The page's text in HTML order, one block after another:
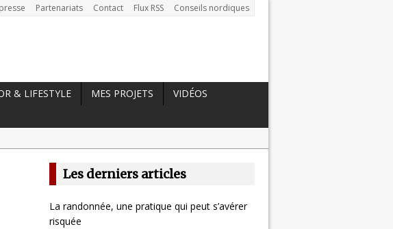
Partenariats Contact Flux RSS Conseils nordiques
& LIFESTYLE MES PROJETS
VIDÉOS
Les derniers articles
La randonnée, une pratique qui peut s’avérer
risquée